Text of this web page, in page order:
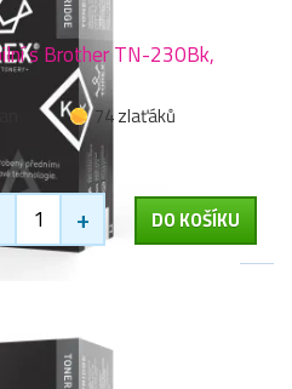
s Brother TN-230Bk,
74 zlaťáků
+ DO KOŠÍKU